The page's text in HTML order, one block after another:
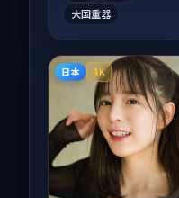
大国重器
日本 4K